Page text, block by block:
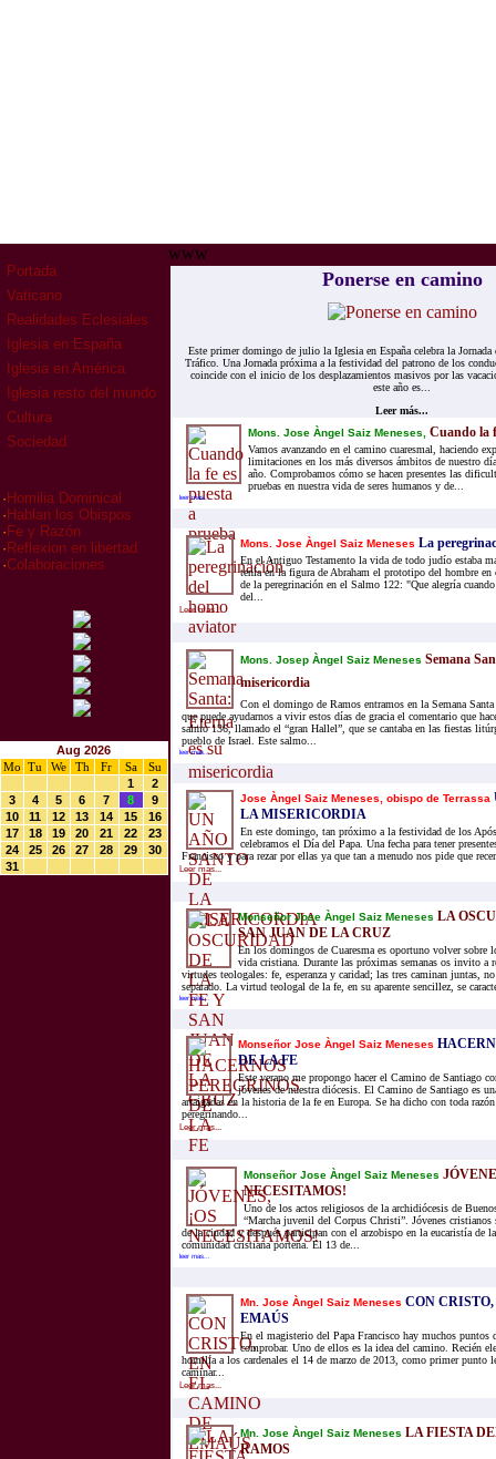
Portada
Vaticano
Realidades Eclesiales
Iglesia en España
Iglesia en América
Iglesia resto del mundo
Cultura
Sociedad
· Homilia Dominical
· Hablan los Obispos
· Fe y Razón
· Reflexion en libertad
·Colaboraciones
Aug 2026
Mo
Tu We Th Fr Sa
Su
1
2
3
4 5 6 7 8
9
10
11 12 13 14 15
16
17
18 19 20 21 22
23
24
25 26 27 28 29
30
31
www
Ponerse en camino
Este primer domingo de julio la Iglesia en España celebra la
Tráfico. Una Jornada próxima a la festividad del patrono de los
coincide con el inicio de los desplazamientos masivos por las
este año es...
Leer más...
Mons. Jose Àngel Saiz Meneses,
Cuando la
Vamos avanzando en el camino cuaresmal, haciendo
limitaciones en los más diversos ámbitos de nuestro
año. Comprobamos cómo se hacen presentes las
pruebas en nuestra vida de seres humanos y de...
leer mas...
Mons. Jose Àngel Saiz Meneses La
En el Antiguo Testamento la vida de todo judío estaba
tenía en la figura de Abraham el prototipo del hombre
de la peregrinación en el Salmo 122: "Que alegría
del...
Leer mas...
Mons. Josep Àngel Saiz Meneses Semana
misericordia
Con el domingo de Ramos entramos en la Semana
que puede ayudarnos a vivir estos días de gracia el comentario que
salmo 136, llamado el “gran Hallel”, que se cantaba en las fiestas
pueblo de Israel. Este salmo...
leer mas...
Jose Àngel Saiz Meneses, obispo de Terrassa
LA MISERICORDIA
En este domingo, tan próximo a la festividad de los
celebramos el Día del Papa. Una fecha para tener
Francisco y para rezar por ellas ya que tan a menudo nos pide que
Leer mas...
Monseñor Jose Àngel Saiz Meneses LA
SAN JUAN DE LA CRUZ
En los domingos de Cuaresma es oportuno volver sobre
vida cristiana. Durante las próximas semanas os invito a
virtudes teologales: fe, esperanza y caridad; las tres caminan juntas,
separado. La virtud teologal de la fe, en su aparente sencillez, se
leer mas...
Monseñor Jose Àngel Saiz Meneses
DE LA FE
Este verano me propongo hacer el Camino de Santiago
jóvenes de nuestra diócesis. El Camino de Santiago es
arraigadas en la historia de la fe en Europa. Se ha dicho con toda
peregrinando...
Leer mas...
Monseñor Jose Àngel Saiz Meneses
NECESITAMOS!
Uno de los actos religiosos de la archidiócesis de
“Marcha juvenil del Corpus Christi”. Jóvenes cristianos
de la ciudad y después participan con el arzobispo en la eucaristía de
comunidad cristiana porteña. El 13 de...
leer mas...
Mn. Jose Àngel Saiz Meneses CON
EMAÚS
En el magisterio del Papa Francisco hay muchos puntos
comprobar. Uno de ellos es la idea del camino. Recién
homilía a los cardenales el 14 de marzo de 2013, como primer punto
caminar...
Leer mas...
Mn. Jose Àngel Saiz Meneses LA FIESTA
RAMOS